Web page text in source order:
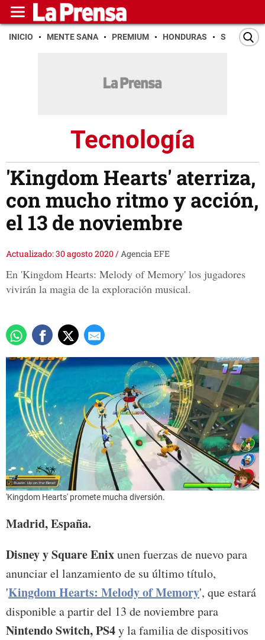
INICIO MENTE SANA PREMIUM HONDURAS SAN PEDRO
Tecnología
'Kingdom Hearts' aterriza,
con mucho ritmo y acción,
el 13 de noviembre
Actualizado: 30 agosto 2020/Agencia EFE
En 'Kingdom Hearts: Melody of Memory' los jugadores
vivirán la magia de la exploración musical.
'Kingdom Hearts' promete mucha diversión.
Madrid, España.
Disney y Square Enixunen fuerzas de nuevo para
anunciar el lanzamiento de su último título,
'Kingdom Hearts: Melody of Memory', que estará
disponible a partir del 13 de noviembre para
Nintendo Switch, PS4y la familia de dispositivos